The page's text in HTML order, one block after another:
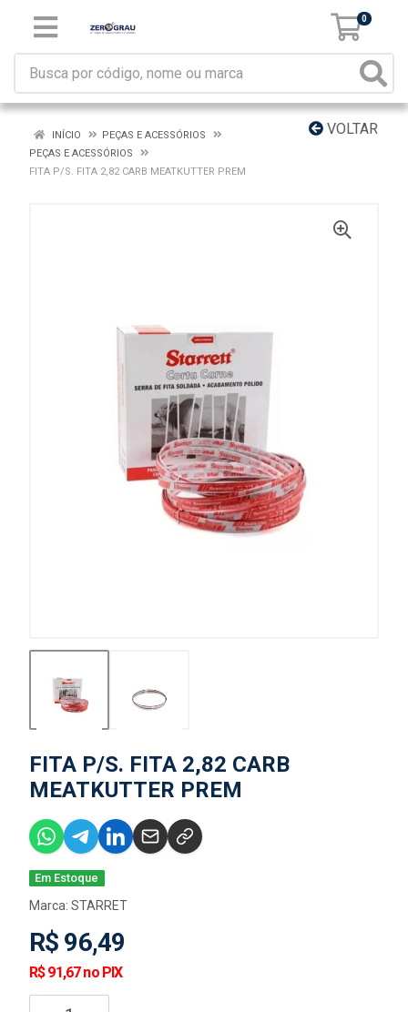
0
VOLTAR
INÍCIO
PEÇAS E ACESSÓRIOS
PEÇAS E ACESSÓRIOS
FITA P/S. FITA 2,82 CARB MEATKUTTER PREM
FITA P/S. FITA 2,82 CARB
MEATKUTTER PREM
Em Estoque
Marca: STARRET
R$ 96,49
R$ 91,67 no PIX